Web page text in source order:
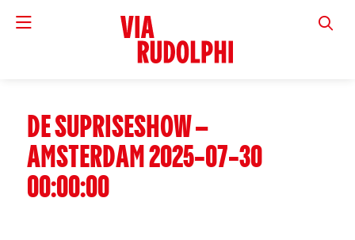
VIA
DE SUPRISESHOW –
AMSTERDAM 2025-07-30
00:00:00